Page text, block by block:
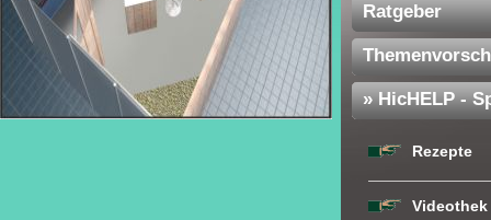
Ratgeber
» HicHELP -
Rezepte
Videothek